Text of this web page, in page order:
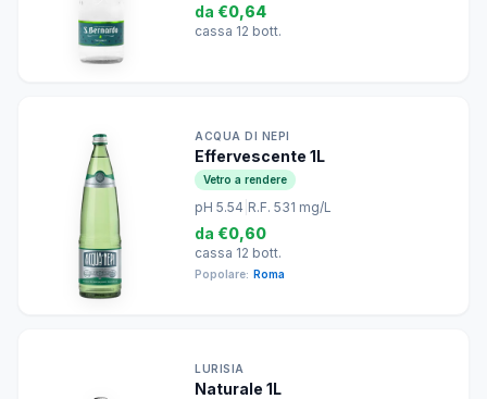
da €0,64
cassa 12 bott.
ACQUA DI NEPI
Effervescente 1L
Vetro a rendere
pH 5.54 R.F. 531 mg/L
da €0,60
cassa 12 bott.
Popolare: Roma
LURISIA
Naturale 1L